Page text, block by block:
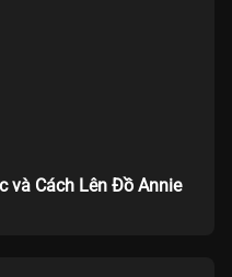
và Cách Lên Đồ Annie